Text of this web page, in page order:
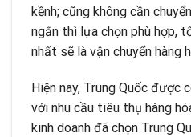
kềnh; cũng không cần
ngắn thì lựa chọn phù hợp,
nhất sẽ là vận chuyển hàng
Hiện nay, Trung Quốc
với nhu cầu tiêu thụ hàng
kinh doanh đã chọn Trung